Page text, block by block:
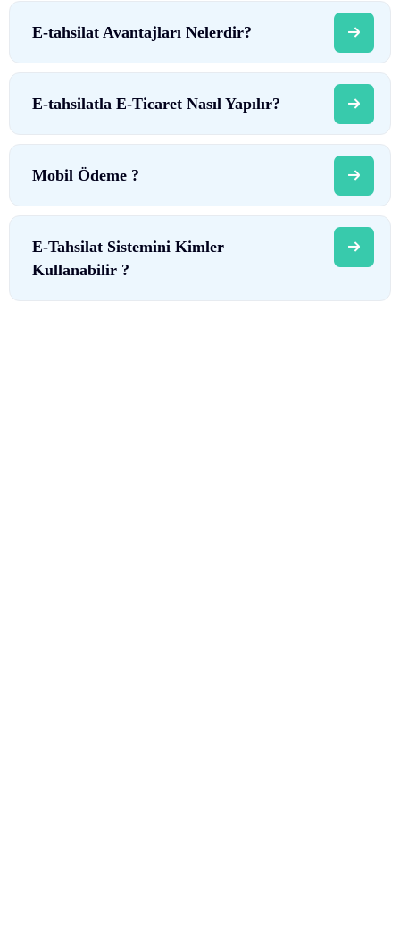
E-tahsilat Avantajları Nelerdir?
E-tahsilatla E-Ticaret Nasıl Yapılır?
Mobil Ödeme ?
E-Tahsilat Sistemini Kimler
Kullanabilir ?